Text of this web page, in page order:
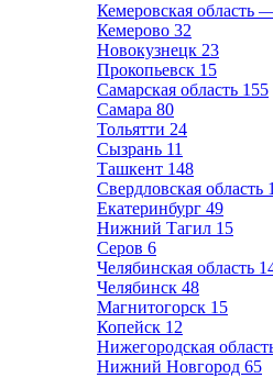
Кемеровская область
Кемерово 32
Новокузнецк 23
Прокопьевск 15
Самарская область 155
Самара 80
Тольятти 24
Сызрань 11
Ташкент 148
Свердловская область
Екатеринбург 49
Нижний Тагил 15
Серов 6
Челябинская область
Челябинск 48
Магнитогорск 15
Копейск 12
Нижегородская
Нижний Новгород 65